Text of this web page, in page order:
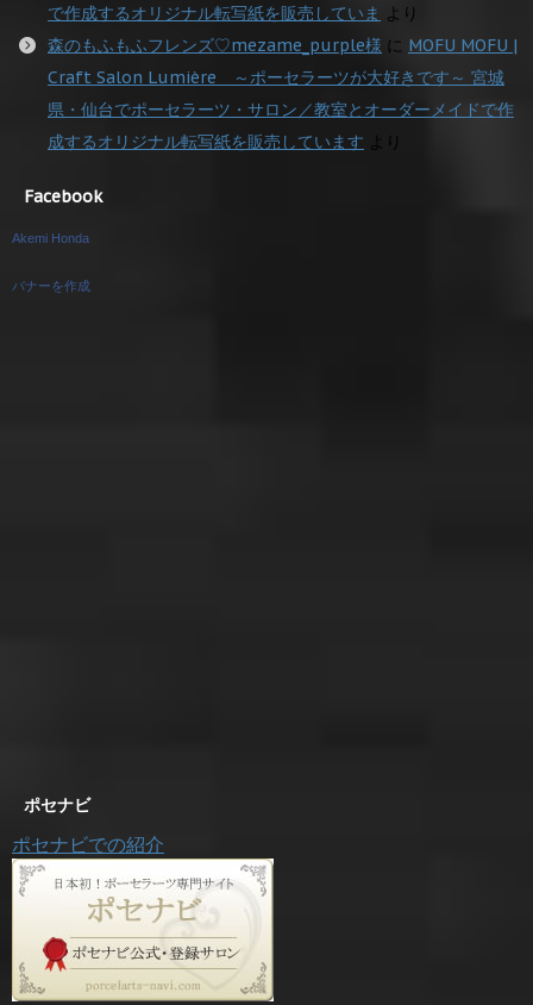
で作成するオリジナル転写紙を販売していま より
森のもふもふフレンズ♡mezame_purple様 に MOFU MOFU |
Craft Salon Lumière ～ポーセラーツが大好きです～ 宮城
県・仙台でポーセラーツ・サロン／教室とオーダーメイドで作
成するオリジナル転写紙を販売しています より
Facebook
Akemi Honda
バナーを作成
ポセナビ
ポセナビでの紹介